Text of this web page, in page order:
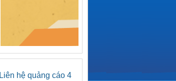
Liên hệ quảng cáo 4